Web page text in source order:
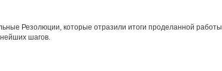
Резолюции, которые отразили итоги проделанной работы
шагов.